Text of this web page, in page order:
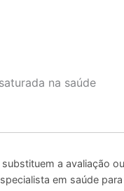
na saúde
a avaliação
em saúde para